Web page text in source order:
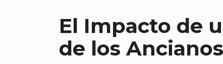
El Impacto de
de los Ancianos